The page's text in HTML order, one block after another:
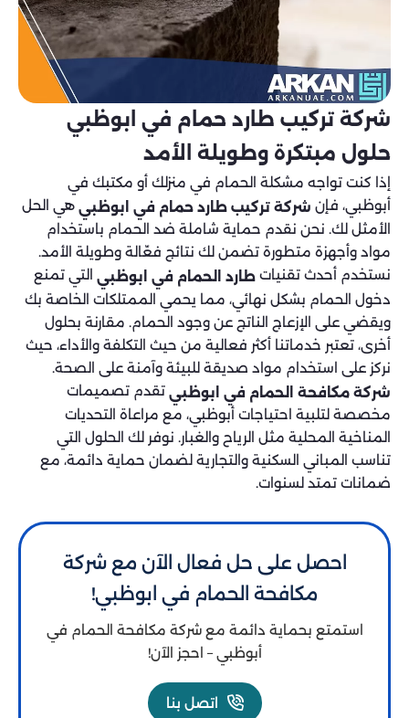
شركة تركيب طارد حمام في ابوظبي
حلول مبتكرة وطويلة الأمد
إذا كنت تواجه مشكلة الحمام في منزلك أو مكتبك في
أبوظبي، فإن شركة تركيب طارد حمام في ابوظبي هي الحل
الأمثل لك. نحن نقدم حماية شاملة ضد الحمام باستخدام
مواد وأجهزة متطورة تضمن لك نتائج فعّالة وطويلة الأمد.
نستخدم أحدث تقنيات طارد الحمام في ابوظبي التي تمنع
دخول الحمام بشكل نهائي، مما يحمي الممتلكات الخاصة بك
ويقضي على الإزعاج الناتج عن وجود الحمام. مقارنة بحلول
أخرى، تعتبر خدماتنا أكثر فعالية من حيث التكلفة والأداء، حيث
نركز على استخدام مواد صديقة للبيئة وآمنة على الصحة.
شركة مكافحة الحمام في ابوظبي تقدم تصميمات
مخصصة لتلبية احتياجات أبوظبي، مع مراعاة التحديات
المناخية المحلية مثل الرياح والغبار. نوفر لك الحلول التي
تناسب المباني السكنية والتجارية لضمان حماية دائمة، مع
ضمانات تمتد لسنوات.
احصل على حل فعال الآن مع شركة
مكافحة الحمام في ابوظبي!
استمتع بحماية دائمة مع شركة مكافحة الحمام في
أبوظبي – احجز الآن!
اتصل بنا